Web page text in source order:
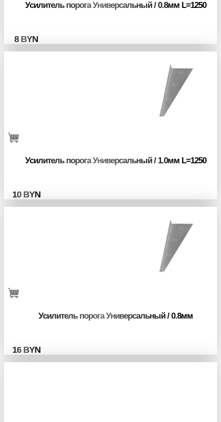
Усилитель порога Универсальный / 0.8мм L=1250
8 BYN
Усилитель порога Универсальный / 1.0мм L=1250
10 BYN
Усилитель порога Универсальный / 0.8мм
16 BYN